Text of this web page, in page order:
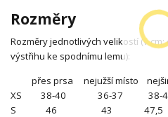
Rozměry
Rozměry jednotlivých velikostí (v
výstřihu ke spodnímu lemu):
přes prsa nejužší místo
XS 38-40 36-37 38-
S 46 43 47,5